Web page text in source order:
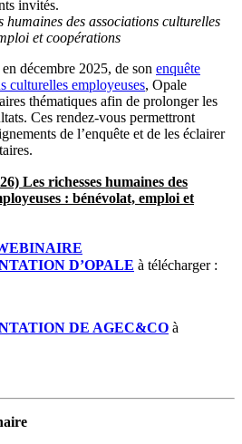
invités.
humaines des associations culturelles
et coopérations
décembre 2025, de son enquête
culturelles employeuses, Opale
thématiques afin de prolonger les
Ces rendez-vous permettront
de l’enquête et de les éclairer
Les richesses humaines des
: bénévolat, emploi et
D’OPALE à télécharger :
DE AGEC&CO à